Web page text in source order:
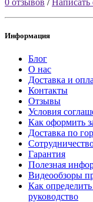
Информация
Блог
О нас
Доставка и
Контакты
Отзывы
Условия
Как оформить
Доставка по
Гарантия
Полезная
Видеообзоры
Как
руководство